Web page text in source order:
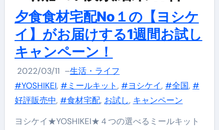
夕食食材宅配No１の【ヨシケ
イ】がお届けする1週間お試し
キャンペーン！
2022/03/11 –生活・ライフ
#YOSHIKEI, #ミールキット, #ヨシケイ, #全国, #
好評販売中, #食材宅配, お試し, キャンペーン
ヨシケイ★YOSHIKEI★４つの選べるミールキット